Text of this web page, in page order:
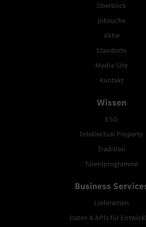
Überblick
Jobsuche
Aktie
Standorte
Media Site
Kontakt
Wissen
ESG
Intellectual Property
Tradition
Talentprogramme
Business
Lieferanten
Daten & APIs für